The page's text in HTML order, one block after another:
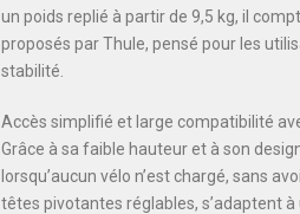
un poids replié à partir de 9,5 kg, il
proposés par Thule, pensé pour les
stabilité.
Accès simplifié et large compatibilité
Grâce à sa faible hauteur et à son
lorsqu’aucun vélo n’est chargé, sans
têtes pivotantes réglables, s’adaptent